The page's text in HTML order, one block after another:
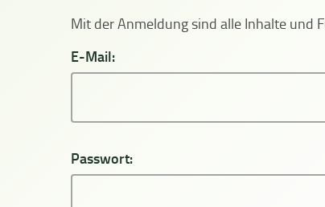
Mit der Anmeldung sind alle Inhalte und
E-Mail:
Passwort: